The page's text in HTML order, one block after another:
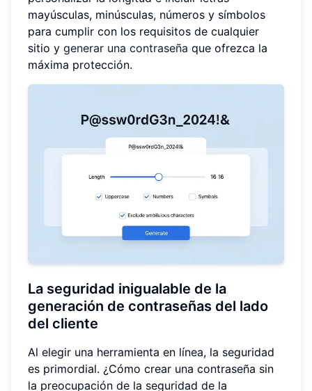
mayúsculas, minúsculas, números y símbolos
para cumplir con los requisitos de cualquier
sitio y generar una contraseña que ofrezca la
máxima protección.
La seguridad inigualable de la
generación de contraseñas del lado
del cliente
Al elegir una herramienta en línea, la seguridad
es primordial. ¿Cómo crear una contraseña sin
la preocupación de la seguridad de la